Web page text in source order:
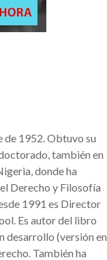
de 1952. Obtuvo su
también en
donde ha
Derecho y Filosofía
1991 es Director
Es autor del libro
desarrollo (versión en
También ha